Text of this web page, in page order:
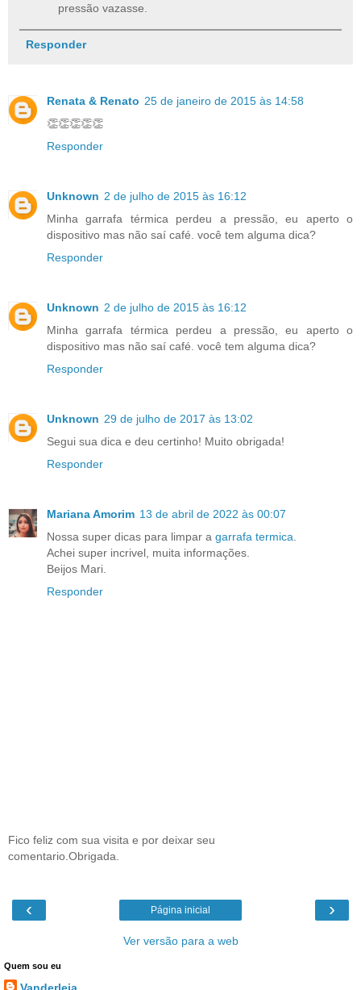
pressão vazasse.
Responder
Renata & Renato 25 de janeiro de 2015 às 14:58
👏👏👏👏👏
Responder
Unknown 2 de julho de 2015 às 16:12
Minha garrafa térmica perdeu a pressão, eu aperto o
dispositivo mas não saí café. você tem alguma dica?
Responder
Unknown 2 de julho de 2015 às 16:12
Minha garrafa térmica perdeu a pressão, eu aperto o
dispositivo mas não saí café. você tem alguma dica?
Responder
Unknown 29 de julho de 2017 às 13:02
Segui sua dica e deu certinho! Muito obrigada!
Responder
Mariana Amorim 13 de abril de 2022 às 00:07
Nossa super dicas para limpar a garrafa termica.
Achei super incrivel, muita informações.
Beijos Mari.
Responder
Fico feliz com sua visita e por deixar seu
comentario.Obrigada.
‹ ›
Página inicial
Ver versão para a web
Quem sou eu